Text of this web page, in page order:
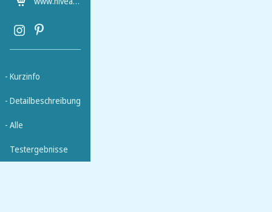
- Kurzinfo
- Detailbeschreibung
- Alle
Testergebnisse